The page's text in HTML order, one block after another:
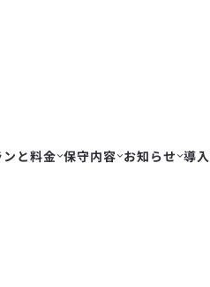
ンと料金 保守内容 お知らせ 導